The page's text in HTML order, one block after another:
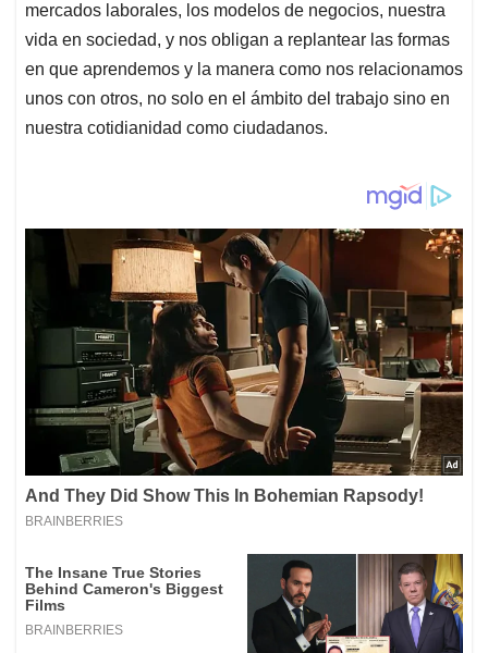
mercados laborales, los modelos de negocios, nuestra
vida en sociedad, y nos obligan a replantear las formas
en que aprendemos y la manera como nos relacionamos
unos con otros, no solo en el ámbito del trabajo sino en
nuestra cotidianidad como ciudadanos.